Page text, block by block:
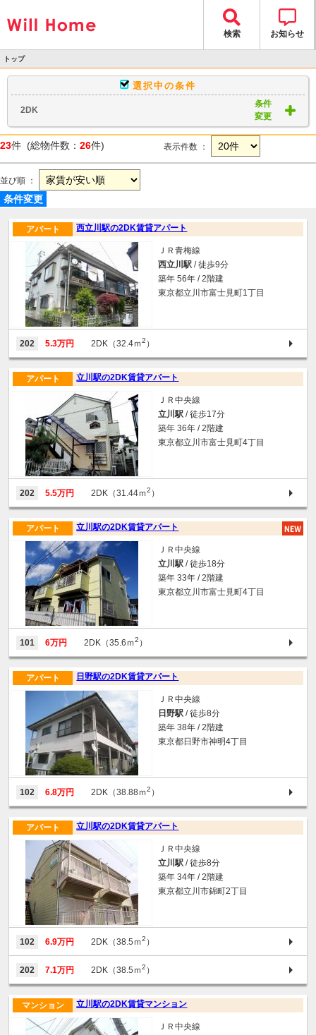
検索 お知らせ
トップ
物件検索
> 物件一覧
選択中の条件
2DK
条件
変更
23件 (総物件数： 26件) 表示件数 ：
並び順 ：
条件変更
西立川駅の2DK賃貸アパート
アパート
ＪＲ青梅線
西立川駅 / 徒歩9分
築年 56年 / 2階建
東京都立川市富士見町1丁目
202 5.3万円 2DK（32.4ｍ2 ）
立川駅の2DK賃貸アパート
アパート
ＪＲ中央線
立川駅 / 徒歩17分
築年 36年 / 2階建
東京都立川市富士見町4丁目
202 5.5万円 2DK（31.44ｍ2 ）
立川駅の2DK賃貸アパート
アパート
ＪＲ中央線
立川駅 / 徒歩18分
築年 33年 / 2階建
東京都立川市富士見町4丁目
101 6万円 2DK（35.6ｍ2 ）
日野駅の2DK賃貸アパート
アパート
ＪＲ中央線
日野駅 / 徒歩8分
築年 38年 / 2階建
東京都日野市神明4丁目
102 6.8万円 2DK（38.88ｍ2 ）
立川駅の2DK賃貸アパート
アパート
ＪＲ中央線
立川駅 / 徒歩8分
築年 34年 / 2階建
東京都立川市錦町2丁目
102 6.9万円 2DK（38.5ｍ2 ）
202 7.1万円 2DK（38.5ｍ2 ）
立川駅の2DK賃貸マンション
マンション
ＪＲ中央線